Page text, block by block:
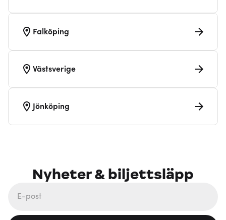
Falköping
Västsverige
Jönköping
Nyheter & biljettsläpp